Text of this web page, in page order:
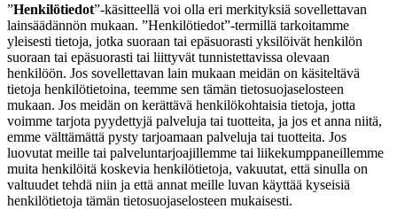
”Henkilötiedot”-käsitteellä voi olla eri merkityksiä sovellettavan
lainsäädännön mukaan. ”Henkilötiedot”-termillä tarkoitamme
yleisesti tietoja, jotka suoraan tai epäsuorasti yksilöivät henkilön
suoraan tai epäsuorasti tai liittyvät tunnistettavissa olevaan
henkilöön. Jos sovellettavan lain mukaan meidän on käsiteltävä
tietoja henkilötietoina, teemme sen tämän tietosuojaselosteen
mukaan. Jos meidän on kerättävä henkilökohtaisia tietoja, jotta
voimme tarjota pyydettyjä palveluja tai tuotteita, ja jos et anna niitä,
emme välttämättä pysty tarjoamaan palveluja tai tuotteita. Jos
luovutat meille tai palveluntarjoajillemme tai liikekumppaneillemme
muita henkilöitä koskevia henkilötietoja, vakuutat, että sinulla on
valtuudet tehdä niin ja että annat meille luvan käyttää kyseisiä
henkilötietoja tämän tietosuojaselosteen mukaisesti.